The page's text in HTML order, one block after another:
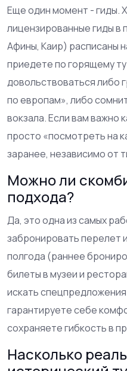
Еще один момент - гиды.
лицензированные гиды в
Афины, Каир) расписаны
приедете по горящему
довольствоваться либо
по европам», либо
вокзала. Если вам важно
просто «посмотреть на
заранее, независимо от
Можно ли
подхода?
Да, это одна из самых
забронировать перелет
полгода (раннее
билеты в музеи и
искать
гарантируете себе
сохраняете гибкость в
Насколько